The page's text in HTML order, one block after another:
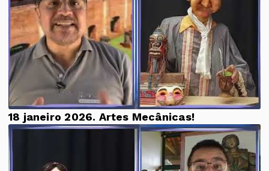
18 janeiro 2026. Artes Mecânicas!